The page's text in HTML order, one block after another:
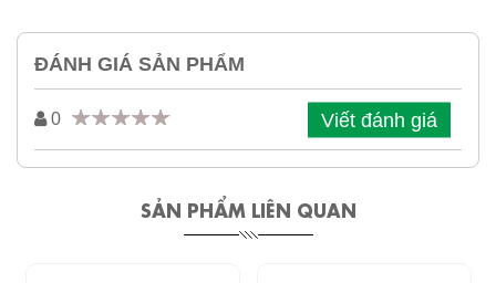
ĐÁNH GIÁ SẢN PHẨM
0 Viết đánh giá
SẢN PHẨM LIÊN QUAN